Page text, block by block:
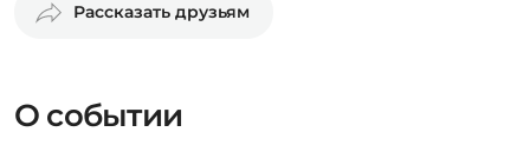
Рассказать друзьям
О событии